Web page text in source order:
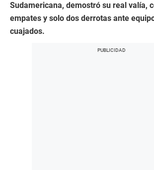
Sudamericana, demostró su real valía,
empates y solo dos derrotas ante
cuajados.